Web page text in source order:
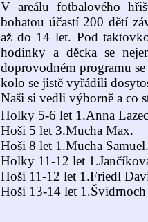
V areálu fotbalového
bohatou účastí 200 dětí
až do 14 let. Pod
hodinky a děcka se
doprovodném programu
kolo se jistě vyřádili
Naši si vedli výborně a co
Holky 5-6 let 1.Anna
Hoši 5 let 3.Mucha Max.
Hoši 8 let 1.Mucha Samuel.
Holky 11-12 let
Hoši 11-12 let 1.Friedl
Hoši 13-14 let 1.Švidrnoch